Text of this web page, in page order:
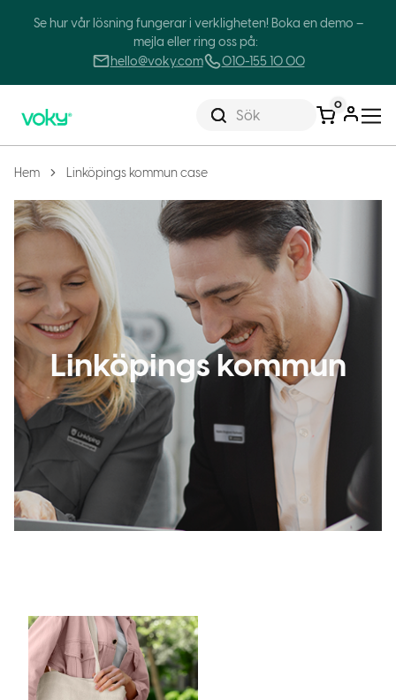
Se hur vår lösning fungerar i verkligheten! Boka en demo –
mejla eller ring oss på:
hello@voky.com
010-155 10 00
Sök
0
Hem Linköpings kommun case
Linköpings kommun